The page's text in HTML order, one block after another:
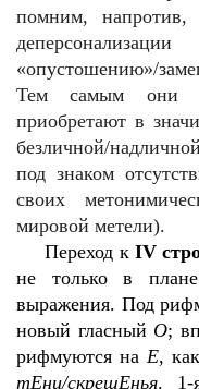
помним, напротив,
«опустошению»/
Тем самым они
приобретают в
безличной/
под знаком
своих
мировой метели).
Переход к IV
не только в
выражения. Под
новый гласный О;
рифмуются наЕ,
тЕни/скрещЕнья. 1-